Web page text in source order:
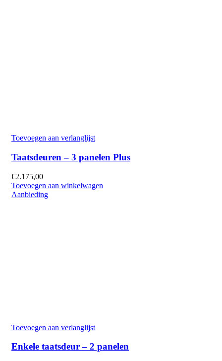
Toevoegen aan verlanglijst
Taatsdeuren – 3 panelen Plus
€2.175,00
Toevoegen aan winkelwagen
Aanbieding
Toevoegen aan verlanglijst
Enkele taatsdeur – 2 panelen